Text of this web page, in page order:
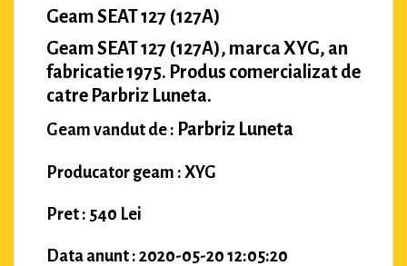
Geam SEAT 127 (127A)
Geam SEAT 127 (127A), marca XYG, an
fabricatie 1975. Produs comercializat de
catre Parbriz Luneta.
Geam vandut de : Parbriz Luneta
Producator geam : XYG
Pret : 540 Lei
Data anunt : 2020-05-20 12:05:20